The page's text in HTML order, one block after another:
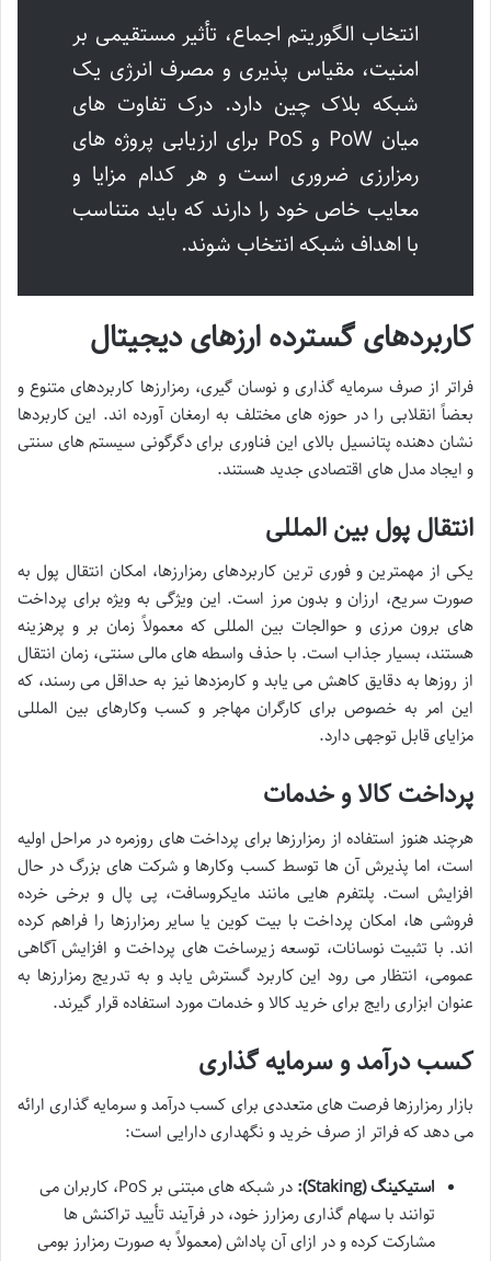
انتخاب الگوریتم اجماع، تأثیر مستقیمی بر
امنیت، مقیاس پذیری و مصرف انرژی یک
شبکه بلاک چین دارد. درک تفاوت های
میان PoW و PoS برای ارزیابی پروژه های
رمزارزی ضروری است و هر کدام مزایا و
معایب خاص خود را دارند که باید متناسب
با اهداف شبکه انتخاب شوند.
کاربردهای گسترده ارزهای دیجیتال
فراتر از صرف سرمایه گذاری و نوسان گیری، رمزارزها کاربردهای متنوع و
بعضاً انقلابی را در حوزه های مختلف به ارمغان آورده اند. این کاربردها
نشان دهنده پتانسیل بالای این فناوری برای دگرگونی سیستم های سنتی
و ایجاد مدل های اقتصادی جدید هستند.
انتقال پول بین المللی
یکی از مهمترین و فوری ترین کاربردهای رمزارزها، امکان انتقال پول به
صورت سریع، ارزان و بدون مرز است. این ویژگی به ویژه برای پرداخت
های برون مرزی و حوالجات بین المللی که معمولاً زمان بر و پرهزینه
هستند، بسیار جذاب است. با حذف واسطه های مالی سنتی، زمان انتقال
از روزها به دقایق کاهش می یابد و کارمزدها نیز به حداقل می رسند، که
این امر به خصوص برای کارگران مهاجر و کسب وکارهای بین المللی
مزایای قابل توجهی دارد.
پرداخت کالا و خدمات
هرچند هنوز استفاده از رمزارزها برای پرداخت های روزمره در مراحل اولیه
است، اما پذیرش آن ها توسط کسب وکارها و شرکت های بزرگ در حال
افزایش است. پلتفرم هایی مانند مایکروسافت، پی پال و برخی خرده
فروشی ها، امکان پرداخت با بیت کوین یا سایر رمزارزها را فراهم کرده
اند. با تثبیت نوسانات، توسعه زیرساخت های پرداخت و افزایش آگاهی
عمومی، انتظار می رود این کاربرد گسترش یابد و به تدریج رمزارزها به
عنوان ابزاری رایج برای خرید کالا و خدمات مورد استفاده قرار گیرند.
کسب درآمد و سرمایه گذاری
بازار رمزارزها فرصت های متعددی برای کسب درآمد و سرمایه گذاری ارائه
می دهد که فراتر از صرف خرید و نگهداری دارایی است:
استیکینگ (Staking):
در شبکه های مبتنی بر PoS، کاربران می
توانند با سهام گذاری رمزارز خود، در فرآیند تأیید تراکنش ها
مشارکت کرده و در ازای آن پاداش (معمولاً به صورت رمزارز بومی